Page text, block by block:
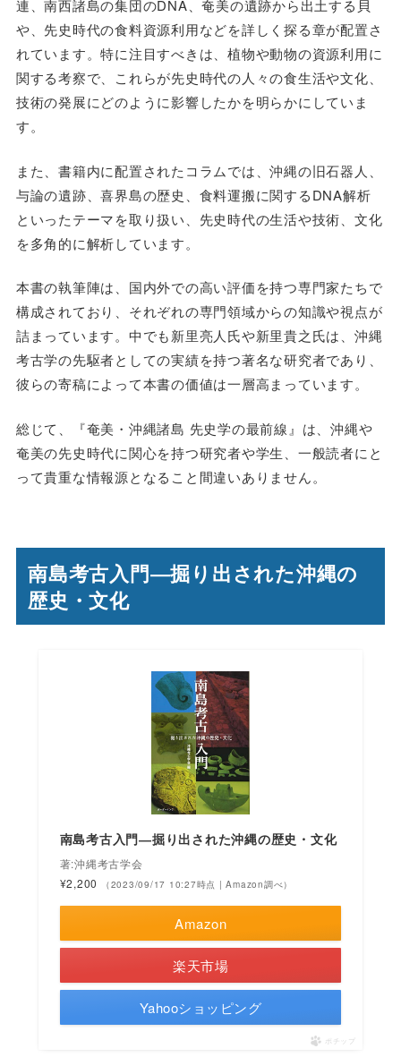
連、南西諸島の集団のDNA、奄美の遺跡から出土する貝
や、先史時代の食料資源利用などを詳しく探る章が配置さ
れています。特に注目すべきは、植物や動物の資源利用に
関する考察で、これらが先史時代の人々の食生活や文化、
技術の発展にどのように影響したかを明らかにしていま
す。
また、書籍内に配置されたコラムでは、沖縄の旧石器人、
与論の遺跡、喜界島の歴史、食料運搬に関するDNA解析
といったテーマを取り扱い、先史時代の生活や技術、文化
を多角的に解析しています。
本書の執筆陣は、国内外での高い評価を持つ専門家たちで
構成されており、それぞれの専門領域からの知識や視点が
詰まっています。中でも新里亮人氏や新里貴之氏は、沖縄
考古学の先駆者としての実績を持つ著名な研究者であり、
彼らの寄稿によって本書の価値は一層高まっています。
総じて、『奄美・沖縄諸島 先史学の最前線』は、沖縄や
奄美の先史時代に関心を持つ研究者や学生、一般読者にと
って貴重な情報源となること間違いありません。
南島考古入門―掘り出された沖縄の
歴史・文化
南島考古入門―掘り出された沖縄の歴史・文化
著:沖縄考古学会
¥2,200
（2023/09/17 10:27時点 | Amazon調べ）
Amazon
楽天市場
Yahooショッピング
ポチップ